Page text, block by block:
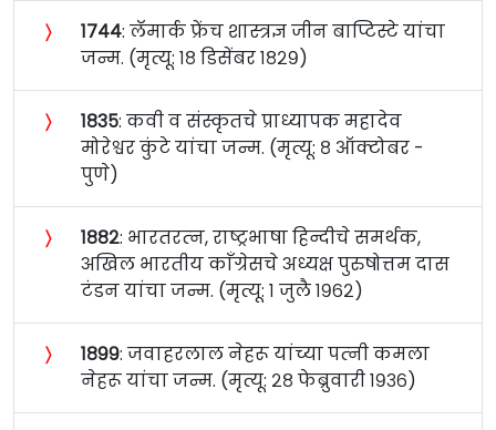
〉 १७४४: लॅमार्क फ्रेंच शास्त्रज्ञ जीन बाप्टिस्टे यांचा
जन्म. (मृत्यू: १८ डिसेंबर १८२९)
〉 १८३५: कवी व संस्कृतचे प्राध्यापक महादेव
मोरेश्वर कुंटे यांचा जन्म. (मृत्यू: ८ ऑक्टोबर -
पुणे)
〉 १८८२: भारतरत्‍न, राष्ट्रभाषा हिन्दीचे समर्थक,
अखिल भारतीय काँग्रेसचे अध्यक्ष पुरुषोत्तम दास
टंडन यांचा जन्म. (मृत्यू: १ जुलै १९६२)
〉 १८९९: जवाहरलाल नेहरू यांच्या पत्‍नी कमला
नेहरू यांचा जन्म. (मृत्यू: २८ फेब्रुवारी १९३६)